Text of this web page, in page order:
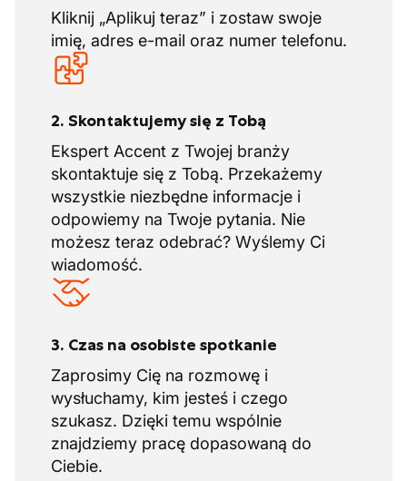
Kliknij „Aplikuj teraz” i zostaw swoje
imię, adres e-mail oraz numer telefonu.
2. Skontaktujemy się z Tobą
Ekspert Accent z Twojej branży
skontaktuje się z Tobą. Przekażemy
wszystkie niezbędne informacje i
odpowiemy na Twoje pytania. Nie
możesz teraz odebrać? Wyślemy Ci
wiadomość.
3. Czas na osobiste spotkanie
Zaprosimy Cię na rozmowę i
wysłuchamy, kim jesteś i czego
szukasz. Dzięki temu wspólnie
znajdziemy pracę dopasowaną do
Ciebie.